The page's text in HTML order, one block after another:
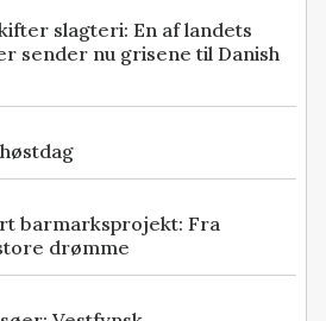
slagteri: En af landets
sender nu grisene til Danish
barmarksprojekt: Fra
drømme